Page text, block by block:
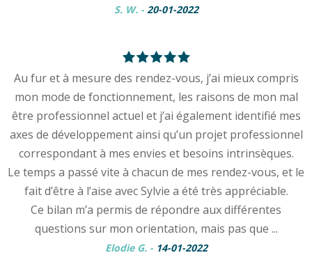
S. W. - 20-01-2022
Au fur et à mesure des rendez-vous, j’ai mieux compris
mon mode de fonctionnement, les raisons de mon mal
être professionnel actuel et j’ai également identifié mes
axes de développement ainsi qu’un projet professionnel
correspondant à mes envies et besoins intrinsèques.
Le temps a passé vite à chacun de mes rendez-vous, et le
fait d’être à l’aise avec Sylvie a été très appréciable.
Ce bilan m’a permis de répondre aux différentes
questions sur mon orientation, mais pas que ...
Elodie G. - 14-01-2022